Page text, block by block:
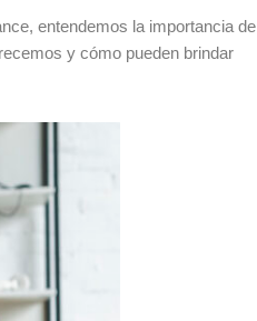
entendemos la importancia de
y cómo pueden brindar